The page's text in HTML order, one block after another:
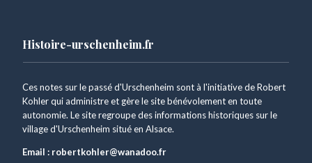
Histoire-urschenheim.fr
Ces notes sur le passé d'Urschenheim sont à l'initiative de Robert
Kohler qui administre et gère le site bénévolement en toute
autonomie. Le site regroupe des informations historiques sur le
village d'Urschenheim situé en Alsace.
Email : robertkohler@wanadoo.fr